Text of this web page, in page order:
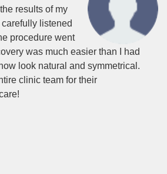
results of my
listened
procedure went
was much easier than I had
look natural and symmetrical.
clinic team for their